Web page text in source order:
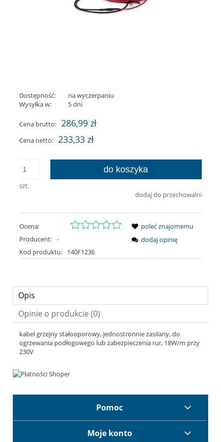
Dostępność:
na wyczerpaniu
Wysyłka w:
5 dni
Cena brutto: 286,99 zł
Cena netto: 233,33 zł
szt.
do koszyka
dodaj do przechowalni
Ocena:
Producent: -
Kod produktu:
140F1236
poleć znajomemu
dodaj opinię
Opis
Opinie o produkcie (0)
kabel grzejny stałooporowy, jednostronnie zasilany, do
ogrzewania podłogowego lub zabezpieczenia rur, 18W/m przy
230V
Pomoc
Moje konto